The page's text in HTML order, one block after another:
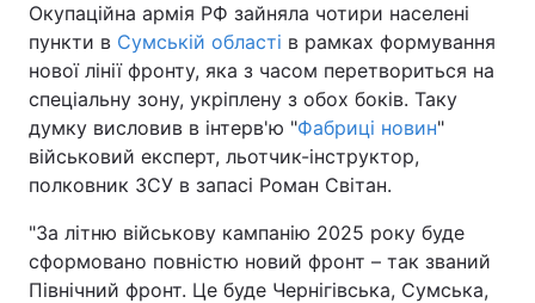
Головна Війна
Україна Політика
Економіка Світ
Спорт Наука
Техно і зв'язок Лайт
Зброя Інциденти
Окупаційна армія РФ зайняла чотири населені
пункти в Сумській області в рамках формування
нової лінії фронту, яка з часом перетвориться на
спеціальну зону, укріплену з обох боків. Таку
думку висловив в інтерв'ю "Фабриці новин"
військовий експерт, льотчик-інструктор,
полковник ЗСУ в запасі Роман Світан.
"За літню військову кампанію 2025 року буде
сформовано повністю новий фронт – так званий
Північний фронт. Це буде Чернігівська, Сумська,